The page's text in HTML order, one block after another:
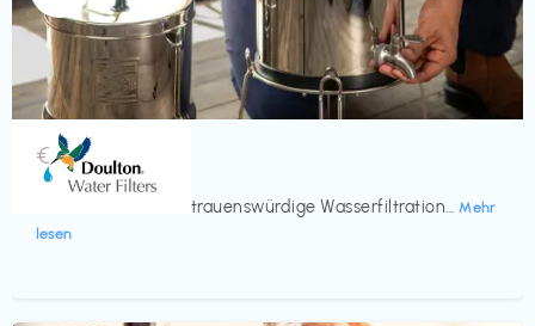
Küche & Haushalt
Doulton
Seit 200 Jahren vertrauenswürdige Wasserfiltration... Mehr
lesen
€‎